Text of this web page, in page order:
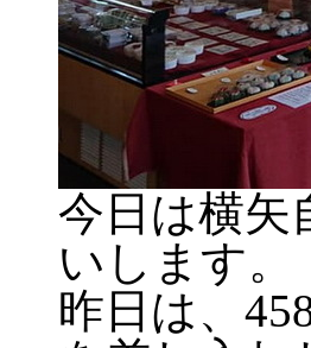
今日は横矢
いします。
昨日は、